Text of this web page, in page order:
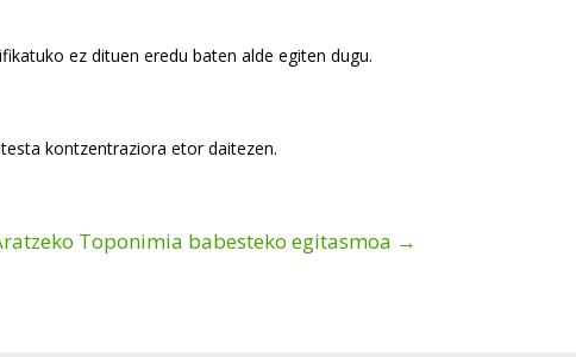
ez dituen eredu baten alde egiten dugu.
kontzentraziora etor daitezen.
Toponimia babesteko egitasmoa →